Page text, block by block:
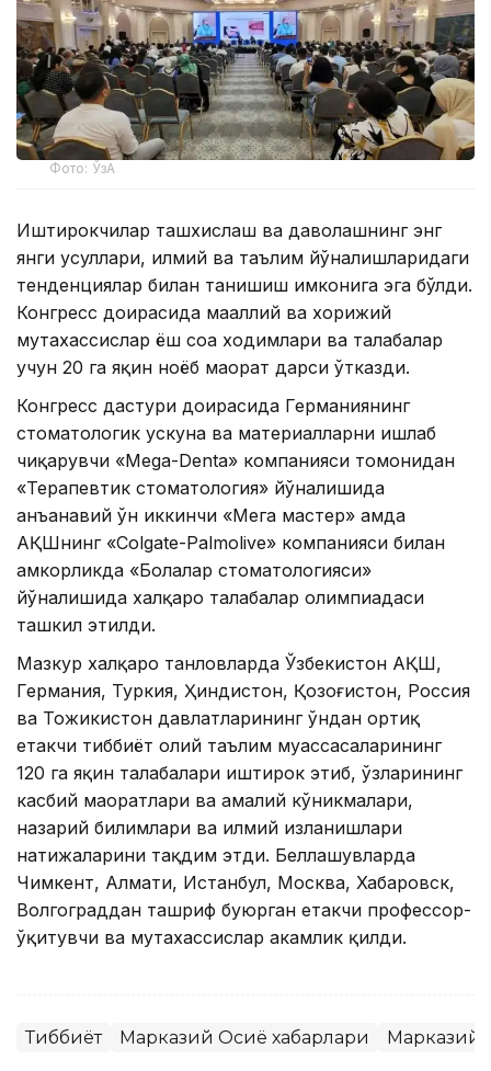
Фото: ЎзА
Иштирокчилар ташхислаш ва даволашнинг энг
янги усуллари, илмий ва таълим йўналишларидаги
тенденциялар билан танишиш имконига эга бўлди.
Конгресс доирасида маҳаллий ва хорижий
мутахассислар ёш соҳа ходимлари ва талабалар
учун 20 га яқин ноёб маҳорат дарси ўтказди.
Конгресс дастури доирасида Германиянинг
стоматологик ускуна ва материалларни ишлаб
чиқарувчи «Mega-Denta» компанияси томонидан
«Терапевтик стоматология» йўналишида
анъанавий ўн иккинчи «Мега мастер» ҳамда
АҚШнинг «Colgate-Palmolive» компанияси билан
ҳамкорликда «Болалар стоматологияси»
йўналишида халқаро талабалар олимпиадаси
ташкил этилди.
Мазкур халқаро танловларда Ўзбекистон АҚШ,
Германия, Туркия, Ҳиндистон, Қозоғистон, Россия
ва Тожикистон давлатларининг ўндан ортиқ
етакчи тиббиёт олий таълим муассасаларининг
120 га яқин талабалари иштирок этиб, ўзларининг
касбий маҳоратлари ва амалий кўникмалари,
назарий билимлари ва илмий изланишлари
натижаларини тақдим этди. Беллашувларда
Чимкент, Алмати, Истанбул, Москва, Хабаровск,
Волгограддан ташриф буюрган етакчи профессор-
ўқитувчи ва мутахассислар ҳакамлик қилди.
Тиббиёт Марказий Осиё хабарлари Марказий